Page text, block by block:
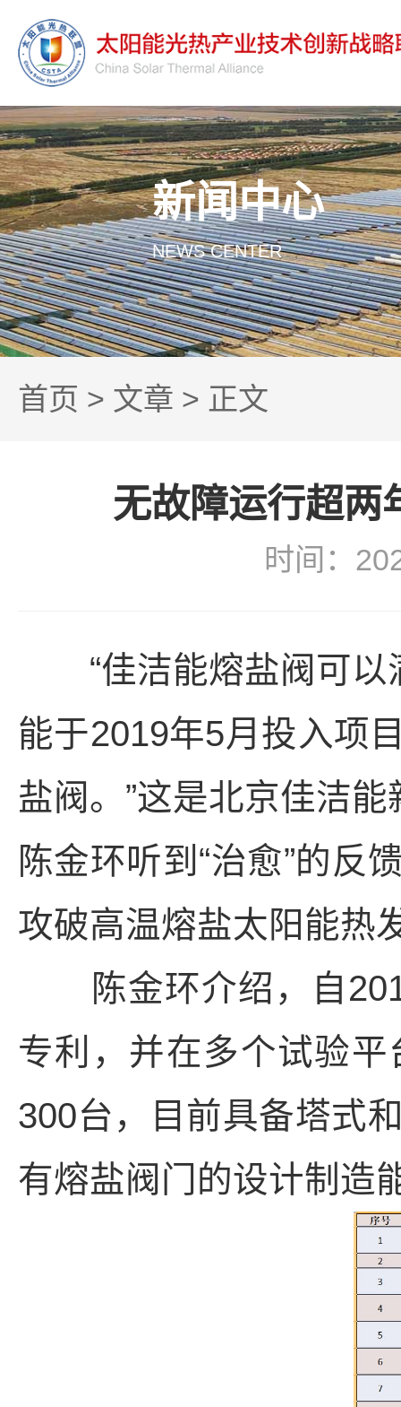
新闻中心
NEWS CENTER
首页 > 文章 > 正文
无故障运行超两
时间：
“佳洁能熔盐阀可以
能于2019年5月投入项
盐阀。”这是北京佳洁
陈金环听到“治愈”的反
攻破高温熔盐太阳能热
陈金环介绍，自
专利，并在多个试验
300台，目前具备塔式
有熔盐阀门的设计制造